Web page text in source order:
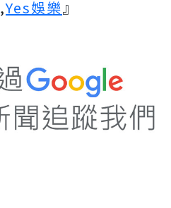
,Yes娛樂』